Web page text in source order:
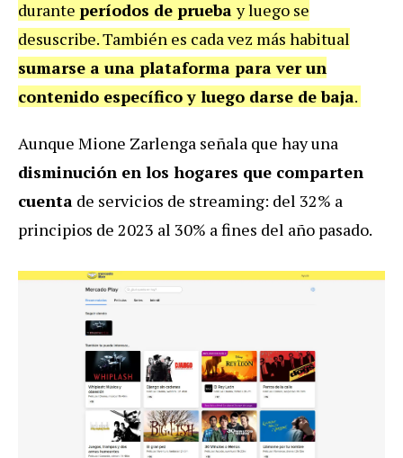
durante períodos de pruebay luego se
desuscribe. También es cada vez más habitual
sumarse a una plataforma para ver un
contenido específico y luego darse de baja.
Aunque Mione Zarlenga señala que hay una
disminución en los hogares que comparten
cuenta de servicios de streaming: del 32% a
principios de 2023 al 30% a fines del año pasado.